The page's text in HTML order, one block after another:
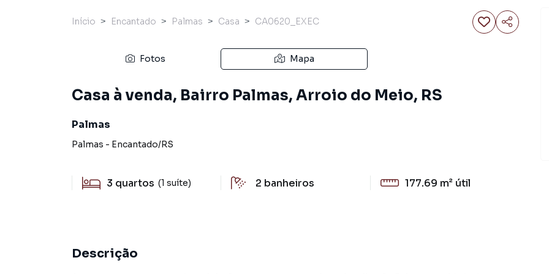
Início Encantado Palmas Casa CA0620_EXEC
Fotos Mapa
Casa à venda, Bairro Palmas, Arroio do Meio, RS
Palmas
Palmas - Encantado/RS
3 quartos (1 suíte) 2 banheiros 177.69 m² útil
Descrição